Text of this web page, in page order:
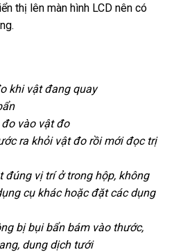
thị lên màn hình LCD nên có
khi vật đang quay
vào vật đo
ra khỏi vật đo rồi mới đọc trị
vị trí ở trong hộp, không
cụ khác hoặc đặt các dụng
bị bụi bẩn bám vào thước,
dung dịch tưới